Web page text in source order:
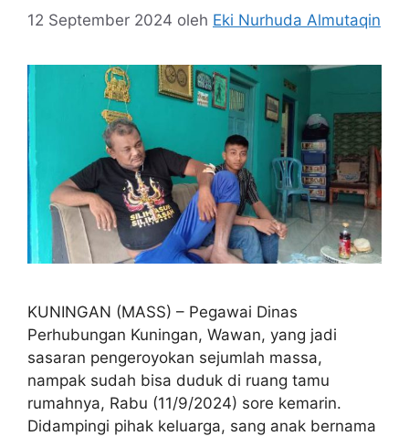
12 September 2024 oleh Eki Nurhuda Almutaqin
KUNINGAN (MASS) – Pegawai Dinas
Perhubungan Kuningan, Wawan, yang jadi
sasaran pengeroyokan sejumlah massa,
nampak sudah bisa duduk di ruang tamu
rumahnya, Rabu (11/9/2024) sore kemarin.
Didampingi pihak keluarga, sang anak bernama